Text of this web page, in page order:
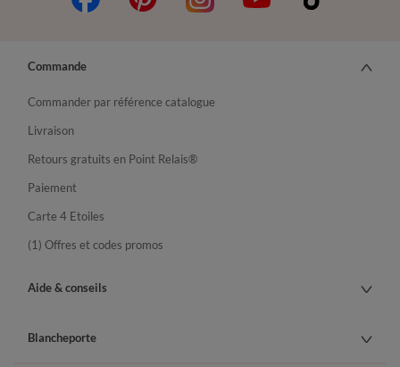
Commande
Commander par référence catalogue
Livraison
Retours gratuits en Point Relais®
Paiement
Carte 4 Etoiles
(1) Offres et codes promos
Aide & conseils
Blancheporte